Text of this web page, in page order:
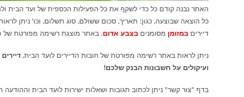
האתר נבנה קודם כל כדי לשקף את כל הפעילות הכספית של ועד הבית
כל הוצאה שבוצעה, כגון: תאריך, סכום ששולם, סוג תשלום, וכו' ניתן
דיירים במזומן מסומנים בצבע אדום. באתר מוצגת רשימה מפורטת של
ניתן לראות באתר רשימה מפורטת של חובות הדיירים לועד הבית,
ועיקולים על חשבונות הבנק שלכם!
בדף "צור קשר" ניתן לכתוב תגובות ושאלות ישירות לועד הבית